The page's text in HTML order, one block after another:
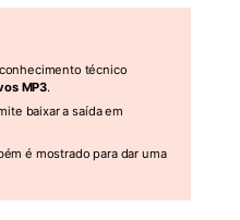
técnico
MP3.
baixar a saída em
é mostrado para dar uma